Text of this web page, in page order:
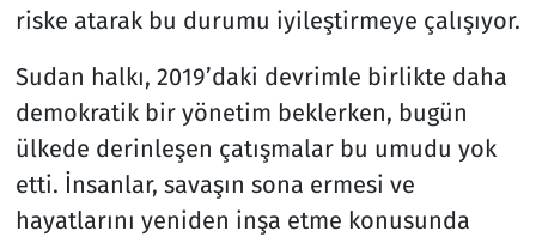
riske atarak bu durumu iyileştirmeye çalışıyor.
Sudan halkı, 2019’daki devrimle birlikte daha
demokratik bir yönetim beklerken, bugün
ülkede derinleşen çatışmalar bu umudu yok
etti. İnsanlar, savaşın sona ermesi ve
hayatlarını yeniden inşa etme konusunda